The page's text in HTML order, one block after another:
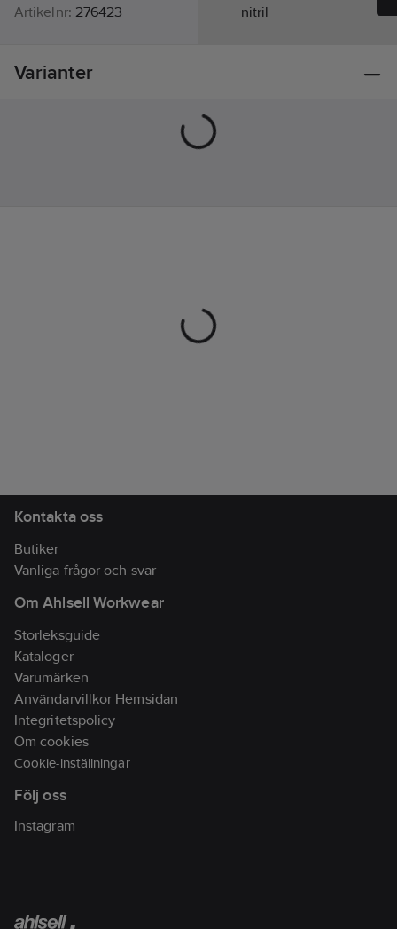
Artikelnr: 276423
artikelnr:
4901792015264
nitril
Varianter
Kontakta oss
Butiker
Vanliga frågor och svar
Om Ahlsell Workwear
Storleksguide
Kataloger
Varumärken
Användarvillkor Hemsidan
Integritetspolicy
Om cookies
Cookie-inställningar
Följ oss
Instagram